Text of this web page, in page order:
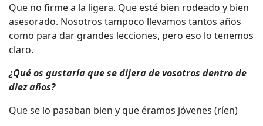
Que no firme a la ligera. Que esté bien rodeado y bien
asesorado. Nosotros tampoco llevamos tantos años
como para dar grandes lecciones, pero eso lo tenemos
claro.
¿Qué os gustaría que se dijera de vosotros dentro de
diez años?
Que se lo pasaban bien y que éramos jóvenes (ríen)